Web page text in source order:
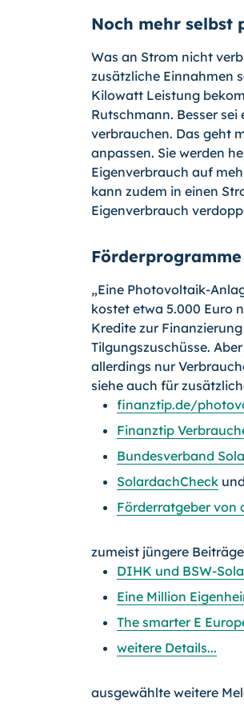
Noch mehr selbst
Was an Strom nicht
zusätzliche Einnahmen
Kilowatt Leistung
Rutschmann. Besser
verbrauchen. Das geht
anpassen. Sie werden
Eigenverbrauch auf
kann zudem in einen
Eigenverbrauch
„Eine Photovoltaik-
kostet etwa 5.000 Euro
Kredite zur
Tilgungszuschüsse.
allerdings nur
siehe auch für
finanztip.de/
Finanztip
Bundesverband
SolardachCheck
Förderratgeber von
zumeist jüngere
DIHK und BSW-
Eine Million
The smarter E
weitere Details...
ausgewählte weitere